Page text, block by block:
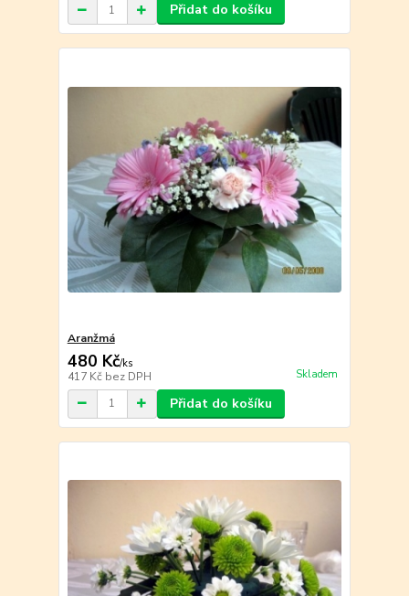
Přidat do košíku
Aranžmá
480 Kč/ks
417 Kč bez DPH Skladem
Přidat do košíku